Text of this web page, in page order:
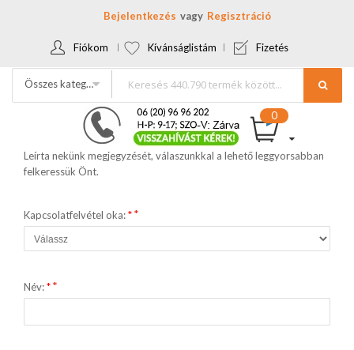
Bejelentkezés Regisztráció
Fiókom Kívánságlistám Fizetés
Összes kategória
Leírta nekünk megjegyzését, válaszunkkal a lehető leggyorsabban
felkeressük Önt.
Kapcsolatfelvétel oka:*
Név:*